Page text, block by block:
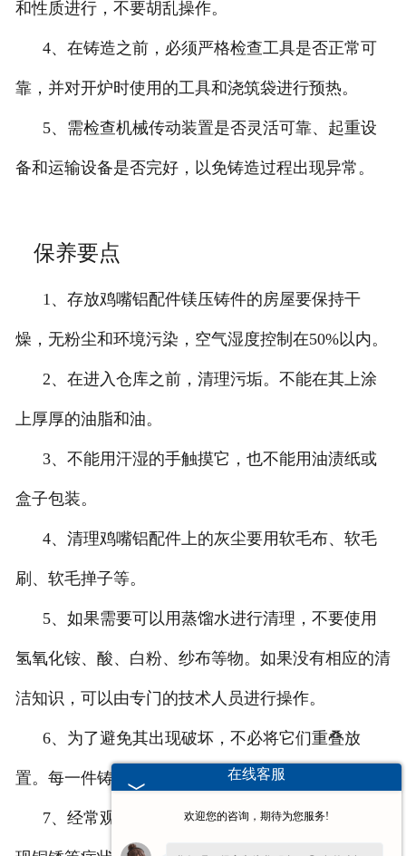
和性质进行，不要胡乱操作。
4、在铸造之前，必须严格检查工具是否正常可
靠，并对开炉时使用的工具和浇筑袋进行预热。
5、需检查机械传动装置是否灵活可靠、起重设
备和运输设备是否完好，以免铸造过程出现异常。
保养要点
1、存放鸡嘴铝配件镁压铸件的房屋要保持干
燥，无粉尘和环境污染，空气湿度控制在50%以内。
2、在进入仓库之前，清理污垢。不能在其上涂
上厚厚的油脂和油。
3、不能用汗湿的手触摸它，也不能用油渍纸或
盒子包装。
4、清理鸡嘴铝配件上的灰尘要用软毛布、软毛
刷、软毛掸子等。
5、如果需要可以用蒸馏水进行清理，不要使用
氢氧化铵、酸、白粉、纱布等物。如果没有相应的清
洁知识，可以由专门的技术人员进行操作。
6、为了避免其出现破坏，不必将它们重叠放
置。每一件铸件都要放在单独的盒子里。
7、经常观察鸡嘴铝配件工艺品的变化。一旦发
在线客服
欢迎您的咨询，期待为您服务!